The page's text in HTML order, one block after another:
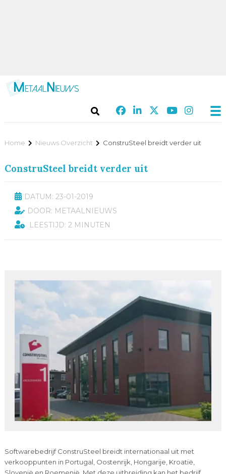
Home Nieuws Overzicht ConstruSteel breidt verder uit
ConstruSteel breidt verder uit
DATUM: 23-01-2019
DOOR: METAALNIEUWS
LEESTIJD: 2 MINUTEN
Softwarebedrijf ConstruSteel breidt internationaal uit met
verkooppunten in Portugal, Oostenrijk, Hongarije, Kroatië,
Slovenië en Roemenië. Met deze uitbreiding kan het bedrijf